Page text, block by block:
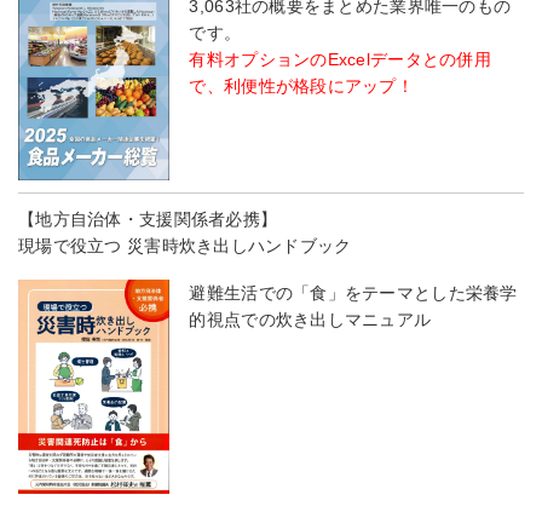
3,063社の概要をまとめた業界唯一のもの
です。
有料オプションのExcelデータとの併用
で、利便性が格段にアップ！
【地方自治体・支援関係者必携】
現場で役立つ 災害時炊き出しハンドブック
避難生活での「食」をテーマとした栄養学
的視点での炊き出しマニュアル